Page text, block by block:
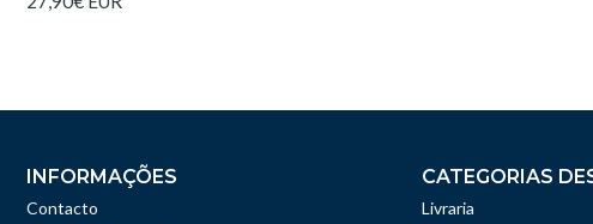
INFORMAÇÕES
Contacto
CATEGORIAS
Livraria